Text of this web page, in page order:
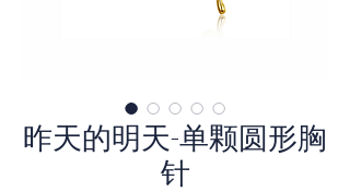
昨天的明天-单颗圆形胸
针